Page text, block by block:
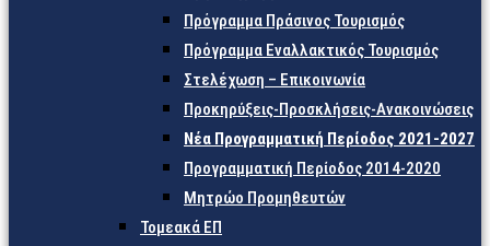
Πρόγραμμα Πράσινος Τουρισμός
Πρόγραμμα Εναλλακτικός Τουρισμός
Στελέχωση – Επικοινωνία
Προκηρύξεις-Προσκλήσεις-Ανακοινώσεις
Νέα Προγραμματική Περίοδος 2021-2027
Προγραμματική Περίοδος 2014-2020
Μητρώο Προμηθευτών
Τομεακά ΕΠ